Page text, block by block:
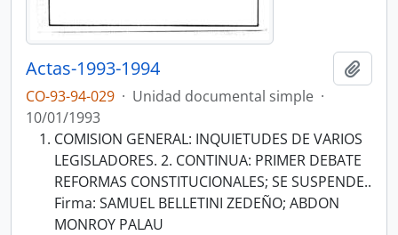
Actas-1993-1994
CO-93-94-029 · Unidad documental simple ·
10/01/1993
COMISION GENERAL: INQUIETUDES DE VARIOS
LEGISLADORES. 2. CONTINUA: PRIMER DEBATE
REFORMAS CONSTITUCIONALES; SE SUSPENDE..
Firma: SAMUEL BELLETINI ZEDEÑO; ABDON
MONROY PALAU